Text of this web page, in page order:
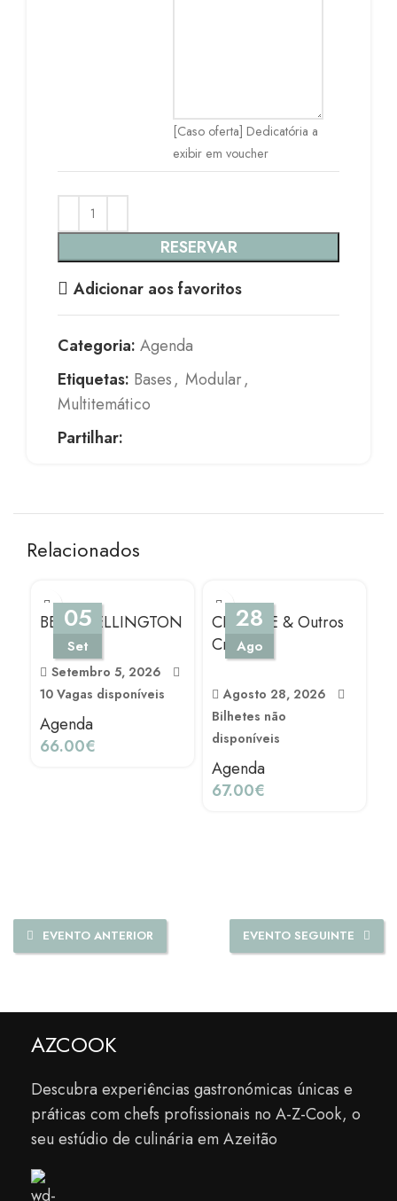
[Caso oferta] Dedicatória a
exibir em voucher
RESERVAR
Adicionar aos favoritos
Categoria: Agenda
Etiquetas: Bases, Modular,
Multitemático
Partilhar:
Relacionados
05
Set
BEEF WELLINGTON
Setembro 5, 2026
10 Vagas disponíveis
Agenda
66.00€
28
Ago
CEVICHE & Outros
Crus
Agosto 28, 2026
Bilhetes não
disponíveis
Agenda
67.00€
EVENTO ANTERIOR EVENTO SEGUINTE
AZCOOK
Descubra experiências gastronómicas únicas e
práticas com chefs profissionais no A-Z-Cook, o
seu estúdio de culinária em Azeitão